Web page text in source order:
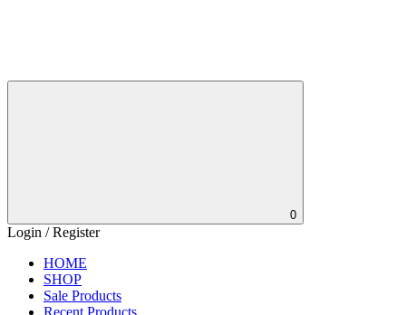
0
Login / Register
HOME
SHOP
Sale Products
Recent Products